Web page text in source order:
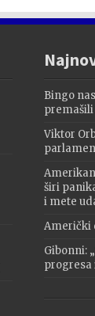
Bingo
Viktor
širi
i mete
Američki
Gibonni:
progresa